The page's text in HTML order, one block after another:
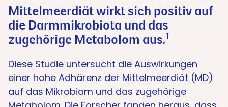
Mittelmeerdiät wirkt sich positiv auf
die Darmmikrobiota und das
zugehörige Metabolom aus.1
Diese Studie untersucht die Auswirkungen
einer hohe Adhärenz der Mittelmeerdiät (MD)
auf das Mikrobiom und das zugehörige